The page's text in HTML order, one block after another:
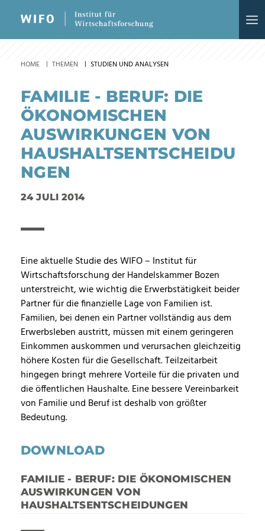
HOME THEMEN STUDIEN UND ANALYSEN
FAMILIE - BERUF: DIE
ÖKONOMISCHEN
AUSWIRKUNGEN VON
HAUSHALTSENTSCHEIDU
NGEN
24 JULI 2014
Eine aktuelle Studie des WIFO – Institut für
Wirtschaftsforschung der Handelskammer Bozen
unterstreicht, wie wichtig die Erwerbstätigkeit beider
Partner für die finanzielle Lage von Familien ist.
Familien, bei denen ein Partner vollständig aus dem
Erwerbsleben austritt, müssen mit einem geringeren
Einkommen auskommen und verursachen gleichzeitig
höhere Kosten für die Gesellschaft. Teilzeitarbeit
hingegen bringt mehrere Vorteile für die privaten und
die öffentlichen Haushalte. Eine bessere Vereinbarkeit
von Familie und Beruf ist deshalb von größter
Bedeutung.
DOWNLOAD
FAMILIE - BERUF: DIE ÖKONOMISCHEN
AUSWIRKUNGEN VON
HAUSHALTSENTSCHEIDUNGEN